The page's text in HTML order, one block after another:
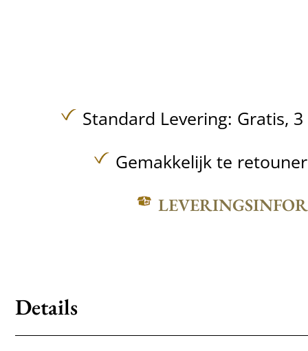
Standard Levering: Gratis,
Gemakkelijk te
Details